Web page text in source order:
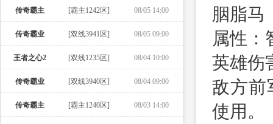
传奇霸主 [霸主1242区] 08/05 14:00
传奇霸业 [双线3941区] 08/05 09:00
王者之心2 [双线1235区] 08/04 10:00
传奇霸业 [双线3940区] 08/04 09:00
传奇霸主 [霸主1240区] 08/03 14:00
胭脂马
属性：
英雄伤
敌方前
使用。